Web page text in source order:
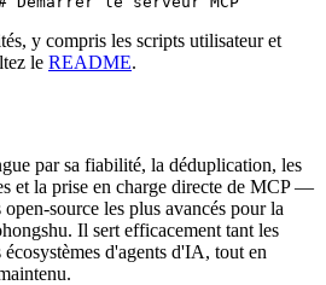
y compris les scripts utilisateur et
le README.
par sa fiabilité, la déduplication, les
et la prise en charge directe de MCP —
source les plus avancés pour la
Il sert efficacement tant les
d'agents d'IA, tout en